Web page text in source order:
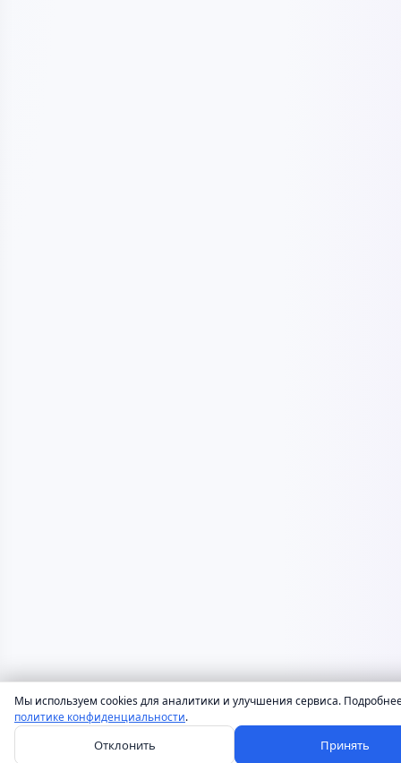
Мы используем cookies для аналитики и улучшения сервиса.
политике конфиденциальности.
Отклонить Принять